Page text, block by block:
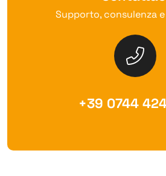
Supporto, consulenza
+39 0744